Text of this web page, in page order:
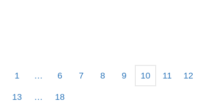
1 … 6 7 8 9 10 11 12
13 … 18